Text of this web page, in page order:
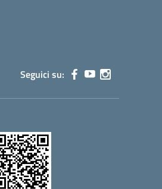
Seguici su: